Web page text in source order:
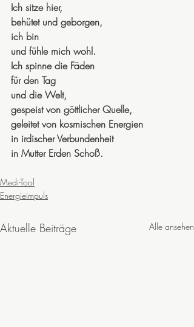
Ich sitze hier,
behütet und geborgen,
ich bin
und fühle mich wohl.
Ich spinne die Fäden
für den Tag
und die Welt,
gespeist von göttlicher Quelle,
geleitet von kosmischen Energien
in irdischer Verbundenheit
in Mutter Erden Schoß.
Medi-Tool
Energieimpuls
Aktuelle Beiträge Alle ansehen